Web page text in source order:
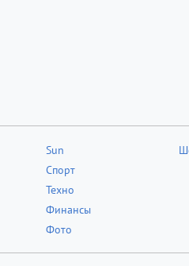
Sun
Спорт
Техно
Финансы
Фото